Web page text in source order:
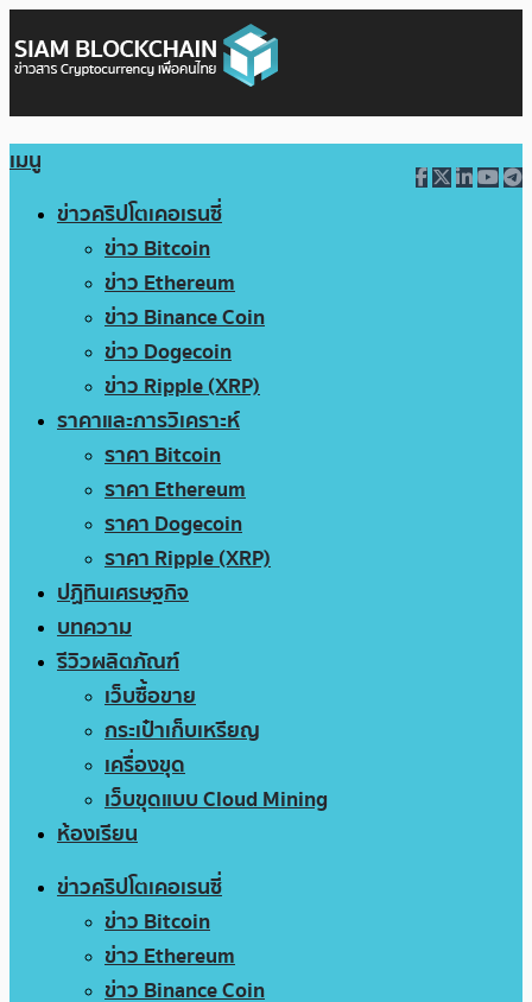
เมนู
ข่าวคริปโตเคอเรนซี่
ข่าว Bitcoin
ข่าว Ethereum
ข่าว Binance Coin
ข่าว Dogecoin
ข่าว Ripple (XRP)
ราคาและการวิเคราะห์
ราคา Bitcoin
ราคา Ethereum
ราคา Dogecoin
ราคา Ripple (XRP)
ปฏิทินเศรษฐกิจ
บทความ
รีวิวผลิตภัณฑ์
เว็บซื้อขาย
กระเป๋าเก็บเหรียญ
เครื่องขุด
เว็บขุดแบบ Cloud Mining
ห้องเรียน
ข่าวคริปโตเคอเรนซี่
ข่าว Bitcoin
ข่าว Ethereum
ข่าว Binance Coin